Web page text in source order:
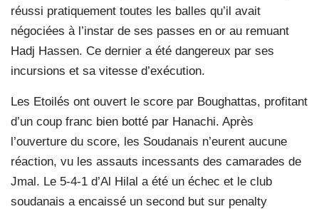
réussi pratiquement toutes les balles qu’il avait
négociées à l’instar de ses passes en or au remuant
Hadj Hassen. Ce dernier a été dangereux par ses
incursions et sa vitesse d’exécution.
Les Etoilés ont ouvert le score par Boughattas, profitant
d’un coup franc bien botté par Hanachi. Après
l’ouverture du score, les Soudanais n’eurent aucune
réaction, vu les assauts incessants des camarades de
Jmal. Le 5-4-1 d’Al Hilal a été un échec et le club
soudanais a encaissé un second but sur penalty